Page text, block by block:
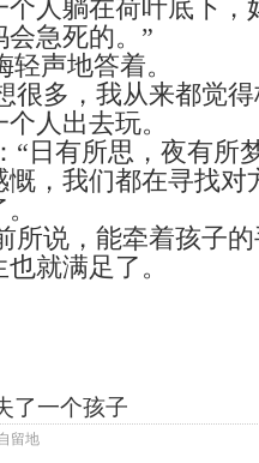
个人躺在荷叶底下，
急死的。”
轻声地答着。
很多，我从来都觉
人出去玩。
“日有所思，夜有所
慨，我们都在寻找对
所说，能牵着孩子
就满足了。
了一个孩子
留地